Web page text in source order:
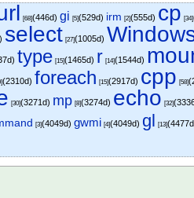
[68](446d)gi [5](529d) irm [2](555d) cp [34]
select [27](1005d)
type [15](1465d) r [14](1544d)
(2310d) foreach [15](2917d) cpp [58]
[30](3271d) mp [8](3274d) echo [32]
[3](4049d)gwmi [4](4049d) gl [13]